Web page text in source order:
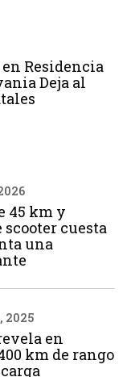
Residencia
Deja al
45 km y
scooter cuesta
una
2025
en
km de rango